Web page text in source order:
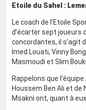
Etoile du Sahel :
Le coach de l’Etoile
d’écarter sept joueurs
concordantes, il s’agit
Imed Louati, Vinny
Masmoudi et Slim
Rappelons que
Houssem Ben Ali et de
Msakni ont, quant à